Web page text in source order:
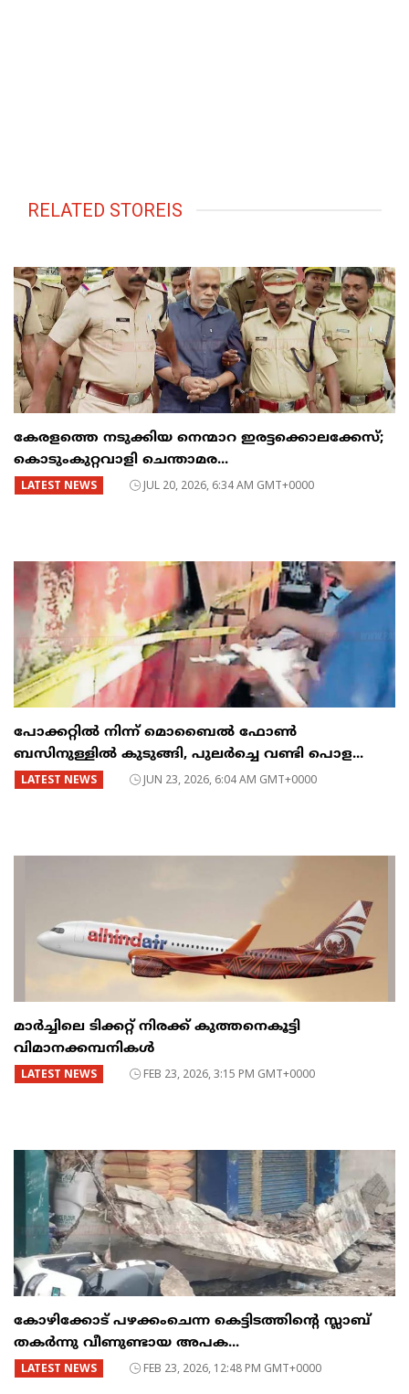
RELATED STOREIS
കേരളത്തെ നടുക്കിയ നെന്മാറ ഇരട്ടക്കൊലക്കേസ്;
കൊടുംകുറ്റവാളി ചെന്താമര...
LATEST NEWS JUL 20, 2026, 6:34 AM GMT+0000
പോക്കറ്റിൽ നിന്ന് മൊബൈൽ ഫോൺ
ബസിനുള്ളിൽ കുടുങ്ങി, പുലർച്ചെ വണ്ടി പൊള...
LATEST NEWS JUN 23, 2026, 6:04 AM GMT+0000
മാർച്ചിലെ ടിക്കറ്റ് നിരക്ക് കുത്തനെകൂട്ടി
വിമാനക്കമ്പനികൾ
LATEST NEWS FEB 23, 2026, 3:15 PM GMT+0000
കോഴിക്കോട് പഴക്കംചെന്ന കെട്ടിടത്തിന്റെ സ്ലാബ്
തകർന്നു വീണുണ്ടായ അപക...
LATEST NEWS FEB 23, 2026, 12:48 PM GMT+0000